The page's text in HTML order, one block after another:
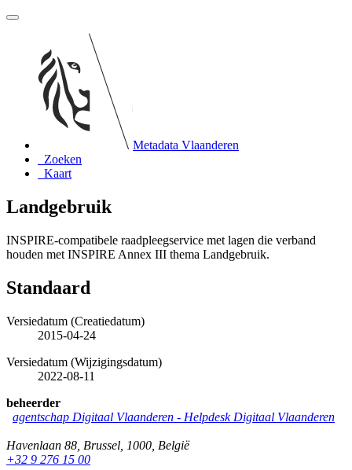
Metadata Vlaanderen
Zoeken
Kaart
Landgebruik
INSPIRE-compatibele raadpleegservice met lagen die verband
houden met INSPIRE Annex III thema Landgebruik.
Standaard
Versiedatum (Creatiedatum)
2015-04-24
Versiedatum (Wijzigingsdatum)
2022-08-11
beheerder
agentschap Digitaal Vlaanderen - Helpdesk Digitaal Vlaanderen
Havenlaan 88 Brussel 1000 België
+32 9 276 15 00